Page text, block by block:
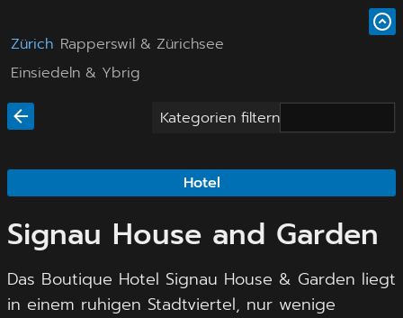
Zürich Rapperswil & Zürichsee
Einsiedeln & Ybrig
Kategorien filtern
Hotel
Signau House and Garden
Das Boutique Hotel Signau House & Garden liegt
in einem ruhigen Stadtviertel, nur wenige